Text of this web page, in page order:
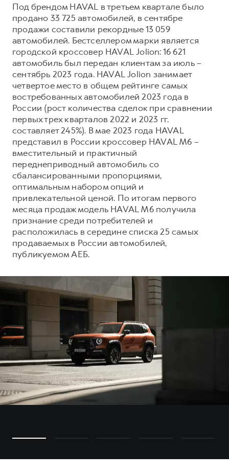
Под брендом HAVAL в третьем квартале было
продано 33 725 автомобилей, в сентябре
продажи составили рекордные 13 059
автомобилей. Бестселлером марки является
городской кроссовер HAVAL Jolion: 16 621
автомобиль был передан клиентам за июль –
сентябрь 2023 года. HAVAL Jolion занимает
четвертое место в общем рейтинге самых
востребованных автомобилей 2023 года в
России (рост количества сделок при сравнении
первых трех кварталов 2022 и 2023 гг.
составляет 245%). В мае 2023 года HAVAL
представил в России кроссовер HAVAL M6 –
вместительный и практичный
переднеприводный автомобиль со
сбалансированными пропорциями,
оптимальным набором опций и
привлекательной ценой. По итогам первого
месяца продаж модель HAVAL M6 получила
признание среди потребителей и
расположилась в середине списка 25 самых
продаваемых в России автомобилей,
публикуемом АЕБ.